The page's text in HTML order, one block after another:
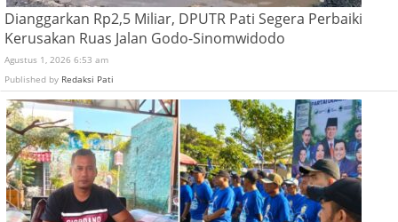
Dianggarkan Rp2,5 Miliar, DPUTR Pati Segera Perbaiki
Kerusakan Ruas Jalan Godo-Sinomwidodo
Agustus 1, 2026 6:53 am
Published by Redaksi Pati